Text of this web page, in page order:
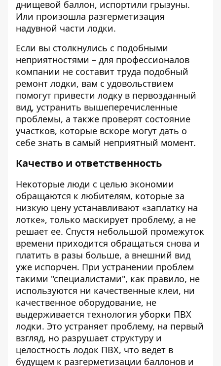
днищевой баллон, испортили грызуны.
Или произошла разгерметизация
надувной части лодки.
Если вы столкнулись с подобными
неприятностями – для профессионалов
компании не составит труда подобный
ремонт лодки, вам с удовольствием
помогут привести лодку в первозданный
вид, устранить вышеперечисленные
проблемы, а также проверят состояние
участков, которые вскоре могут дать о
себе знать в самый неприятный момент.
Качество и ответственность
Некоторые люди с целью экономии
обращаются к любителям, которые за
низкую цену устанавливают «заплатку на
лотке», только маскирует проблему, а не
решает ее. Спустя небольшой промежуток
времени приходится обращаться снова и
платить в разы больше, а внешний вид
уже испорчен. При устранении проблем
такими "специалистами", как правило, не
используются ни качественные клеи, ни
качественное оборудование, не
выдерживается технология уборки ПВХ
лодки. Это устраняет проблему, на первый
взгляд, но разрушает структуру и
целостность лодок ПВХ, что ведет в
будущем к разгерметизации баллонов и